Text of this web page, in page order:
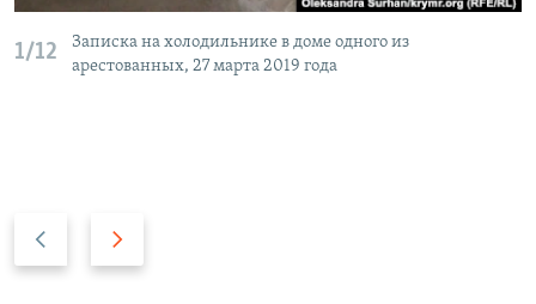
1/12
Записка на холодильнике в доме одного из
арестованных, 27 марта 2019 года